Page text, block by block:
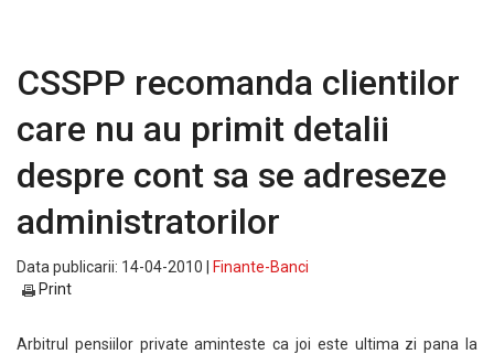
CSSPP recomanda clientilor
care nu au primit detalii
despre cont sa se adreseze
administratorilor
Data publicarii: 14-04-2010 |
Finante-Banci
Print
Arbitrul pensiilor private aminteste ca joi este ultima zi pana la